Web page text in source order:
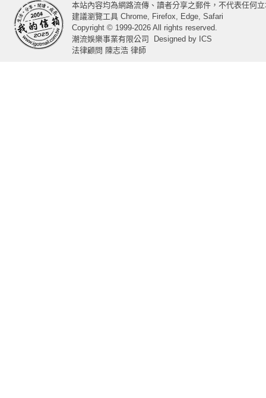
本站內容均為網路流傳、讀者分享之郵件，不代表任何
建議瀏覽工具 Chrome, Firefox, Edge, Safari
Copyright © 1999-2026 All rights reserved.
潮流娛樂事業有限公司
Designed by ICS
法律顧問 陳志浩 律師